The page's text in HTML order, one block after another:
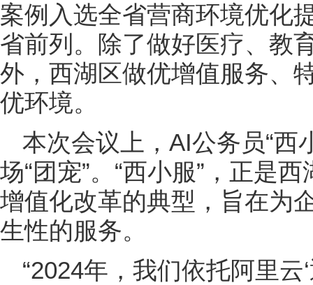
案例入选全省营商环境优化
省前列。除了做好医疗、教
外，西湖区做优增值服务、
优环境。
本次会议上，AI公务员“西
场“团宠”。“西小服”，正是
增值化改革的典型，旨在为
生性的服务。
“2024年，我们依托阿里云